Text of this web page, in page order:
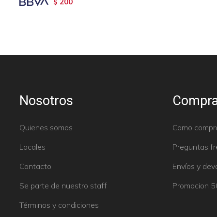
$
Nosotros
Quienes somos
Locales
Contacto
Se parte de nuestro staff
Términos y condiciones
Como
Preguntas
Envíos y
Promocion